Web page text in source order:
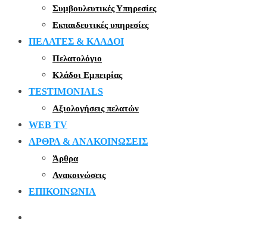
Συμβουλευτικές Υπηρεσίες
Εκπαιδευτικές υπηρεσίες
ΠΕΛΑΤΕΣ & ΚΛΑΔΟΙ
Πελατολόγιο
Κλάδοι Εμπειρίας
TESTIMONIALS
Αξιολογήσεις πελατών
WEB TV
ΑΡΘΡΑ & ΑΝΑΚΟΙΝΩΣΕΙΣ
Άρθρα
Ανακοινώσεις
ΕΠΙΚΟΙΝΩΝΙΑ